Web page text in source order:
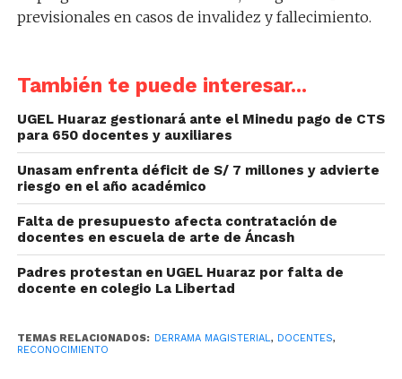
previsionales en casos de invalidez y fallecimiento.
También te puede interesar...
UGEL Huaraz gestionará ante el Minedu pago de CTS
para 650 docentes y auxiliares
Unasam enfrenta déficit de S/ 7 millones y advierte
riesgo en el año académico
Falta de presupuesto afecta contratación de
docentes en escuela de arte de Áncash
Padres protestan en UGEL Huaraz por falta de
docente en colegio La Libertad
TEMAS RELACIONADOS: DERRAMA MAGISTERIAL, DOCENTES,
RECONOCIMIENTO